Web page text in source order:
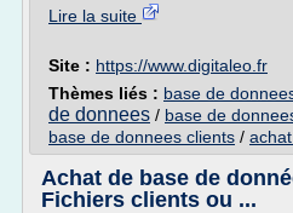
Lire la suite
Site : https://www.digitaleo.fr
Thèmes liés : base de
de donnees / base de
base de donnees clients /
Achat de base de
Fichiers clients ou ...